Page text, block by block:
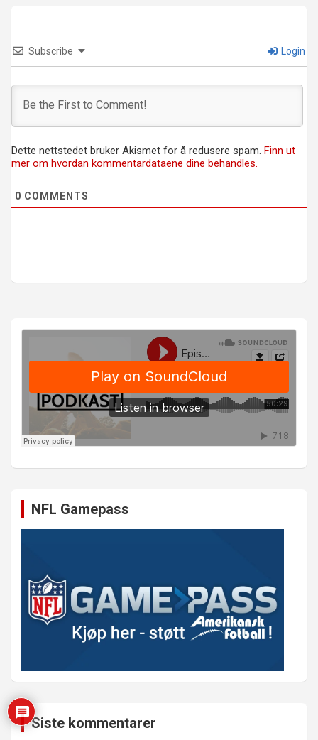
Subscribe Login
Dette nettstedet bruker Akismet for å redusere spam. Finn ut
mer om hvordan kommentardataene dine behandles.
0 COMMENTS
NFL Gamepass
Siste kommentarer